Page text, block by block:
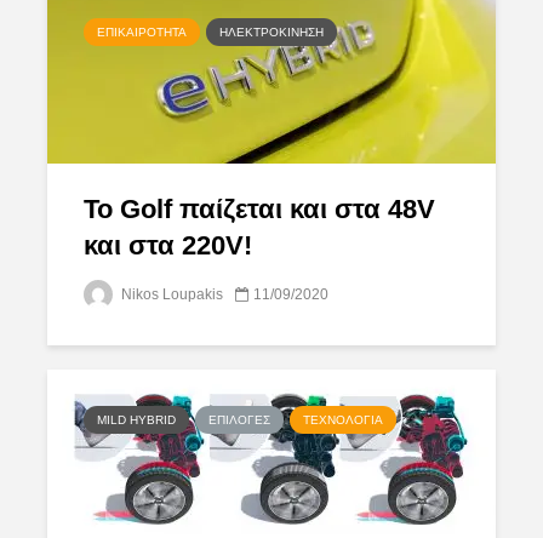
ΕΠΙΚΑΙΡΌΤΗΤΑ ΗΛΕΚΤΡΟΚΊΝΗΣΗ
Το Golf παίζεται και στα 48V
και στα 220V!
Nikos Loupakis 11/09/2020
MILD HYBRID ΕΠΙΛΟΓΈΣ ΤΕΧΝΟΛΟΓΊΑ